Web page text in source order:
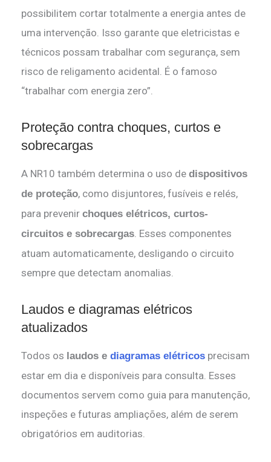
possibilitem cortar totalmente a energia antes de
uma intervenção. Isso garante que eletricistas e
técnicos possam trabalhar com segurança, sem
risco de religamento acidental. É o famoso
“trabalhar com energia zero”.
Proteção contra choques, curtos e
sobrecargas
A NR10 também determina o uso de dispositivos
de proteção, como disjuntores, fusíveis e relés,
para prevenir choques elétricos, curtos-
circuitos e sobrecargas. Esses componentes
atuam automaticamente, desligando o circuito
sempre que detectam anomalias.
Laudos e diagramas elétricos
atualizados
Todos os laudos e diagramas elétricos precisam
estar em dia e disponíveis para consulta. Esses
documentos servem como guia para manutenção,
inspeções e futuras ampliações, além de serem
obrigatórios em auditorias.